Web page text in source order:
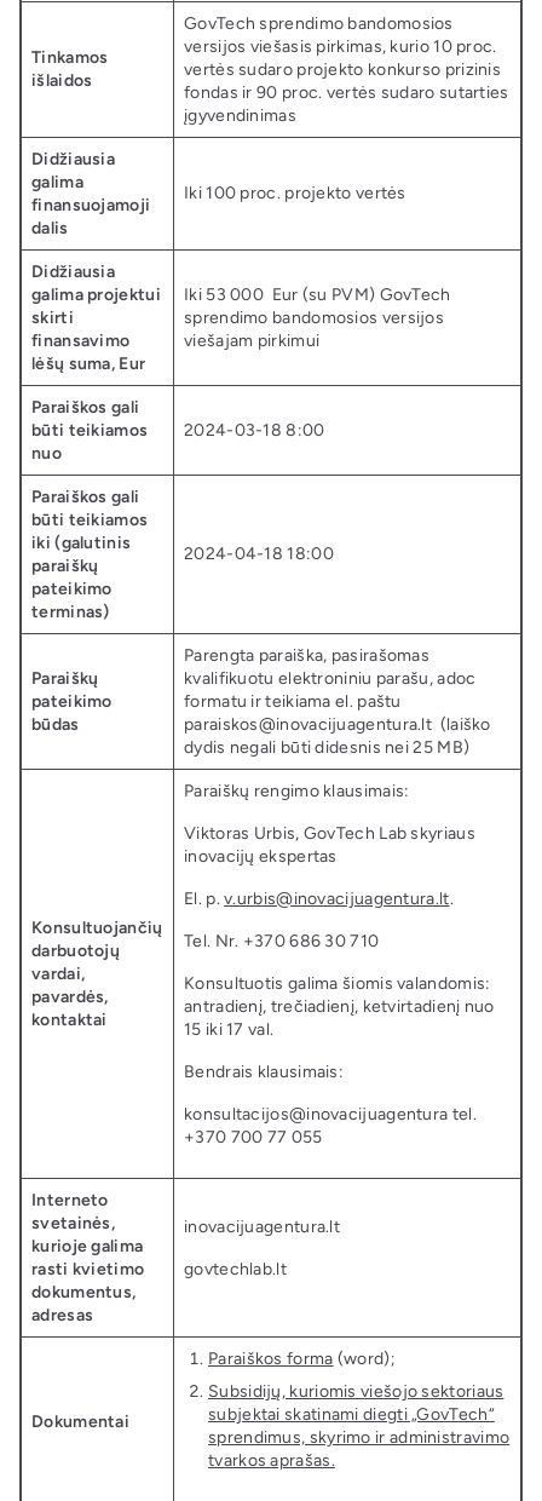
Tinkamos
išlaidos
GovTech sprendimo bandomosios
versijos viešasis pirkimas, kurio 10 proc.
vertės sudaro projekto konkurso prizinis
fondas ir 90 proc. vertės sudaro sutarties
įgyvendinimas
Didžiausia
galima
finansuojamoji
dalis
Iki 100 proc. projekto vertės
Didžiausia
galima projektui
skirti
finansavimo
lėšų suma, Eur
Iki 53 000 Eur (su PVM) GovTech
sprendimo bandomosios versijos
viešajam pirkimui
Paraiškos gali
būti teikiamos
nuo
2024-03-18 8:00
Paraiškos gali
būti teikiamos
iki (galutinis
paraiškų
pateikimo
terminas)
2024-04-18 18:00
Paraiškų
pateikimo
būdas
Parengta paraiška, pasirašomas
kvalifikuotu elektroniniu parašu, adoc
formatu ir teikiama el. paštu
paraiskos@inovacijuagentura.lt (laiško
dydis negali būti didesnis nei 25 MB)
Konsultuojančių
darbuotojų
vardai,
pavardės,
kontaktai
Paraiškų rengimo klausimais:
Viktoras Urbis, GovTech Lab skyriaus
inovacijų ekspertas
El. p.v.urbis@inovacijuagentura.lt.
Tel. Nr. +370 686 30 710
Konsultuotis galima šiomis valandomis:
antradienį, trečiadienį, ketvirtadienį nuo
15 iki 17 val.
Bendrais klausimais:
konsultacijos@inovacijuagentura tel.
+370 700 77 055
Interneto
svetainės,
kurioje galima
rasti kvietimo
dokumentus,
adresas
inovacijuagentura.lt
govtechlab.lt
Dokumentai
Paraiškos forma (word);
Subsidijų, kuriomis viešojo sektoriaus
subjektai skatinami diegti „GovTech“
sprendimus, skyrimo ir administravimo
tvarkos aprašas.